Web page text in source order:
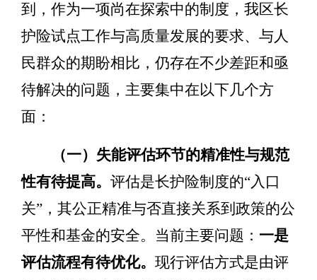
到，作为一项尚在探索中的制度，我区长
护险试点工作与高质量发展的要求、与人
民群众的期盼相比，仍存在不少差距和亟
待解决的问题，主要集中在以下几个方
面：
（一）失能评估环节的精准性与规范
性有待提高。评估是长护险制度的“入口
关” ，其公正精准与否直接关系到政策的公
平性和基金的安全。当前主要问题： 一是
评估流程有待优化。现行评估方式是由评